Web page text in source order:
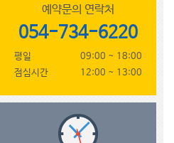
예약문의 연락처
054-734-6220
평일
09:00 ~ 18:00
점심시간
12:00 ~ 13:00